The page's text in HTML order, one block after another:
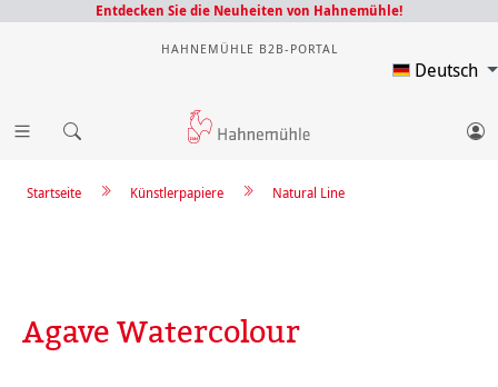
Entdecken Sie die Neuheiten von Hahnemühle!
HAHNEMÜHLE B2B-PORTAL
Deutsch
Natural Line
Künstlerpapiere
Startseite
Agave Watercolour